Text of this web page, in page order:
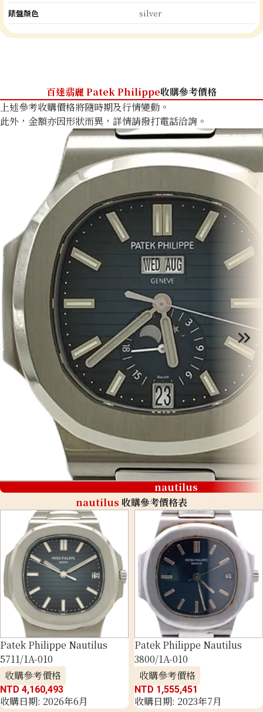
錶盤顏色
silver
百達翡麗 Patek Philippe收購參考價格
上述參考收購價格將隨時期及行情變動。
此外，金額亦因形狀而異，詳情請撥打電話洽詢。
nautilus
nautilus 收購參考價格表
Patek Philippe Nautilus
5711/1A-010
收購參考價格
NTD 4,160,493
收購日期: 2026年6月
Patek Philippe Nautilus
3800/1A-010
收購參考價格
NTD 1,555,451
收購日期: 2023年7月